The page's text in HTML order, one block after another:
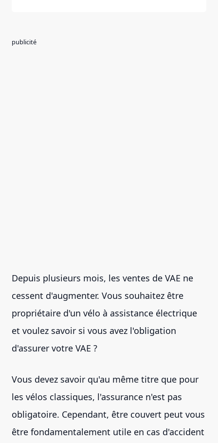
publicité
Depuis plusieurs mois, les ventes de VAE ne
cessent d'augmenter. Vous souhaitez être
propriétaire d'un vélo à assistance électrique
et voulez savoir si vous avez l'obligation
d'assurer votre VAE ?
Vous devez savoir qu'au même titre que pour
les vélos classiques, l'assurance n'est pas
obligatoire. Cependant, être couvert peut vous
être fondamentalement utile en cas d'accident